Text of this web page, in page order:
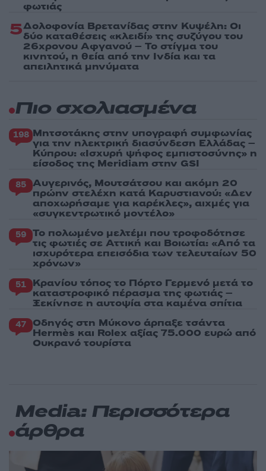
φωτιάς
5Δολοφονία Βρετανίδας στην Κυψέλη: Οι
δύο καταθέσεις «κλειδί» της συζύγου του
26χρονου Αφγανού – Το στίγμα του
κινητού, η θεία από την Ινδία και τα
απειλητικά μηνύματα
Πιο σχολιασμένα
198 Μητσοτάκης στην υπογραφή συμφωνίας
για την ηλεκτρική διασύνδεση Ελλάδας –
Κύπρου: «Ισχυρή ψήφος εμπιστοσύνης» η
είσοδος της Meridiam στην GSI
85 Αυγερινός, Μουτσάτσου και ακόμη 20
πρώην στελέχη κατά Καρυστιανού: «Δεν
αποχωρήσαμε για καρέκλες», αιχμές για
«συγκεντρωτικό μοντέλο»
59 Το πολωμένο μελτέμι που τροφοδότησε
τις φωτιές σε Αττική και Βοιωτία: «Από τα
ισχυρότερα επεισόδια των τελευταίων 50
χρόνων»
51 Κρανίου τόπος το Πόρτο Γερμενό μετά το
καταστροφικό πέρασμα της φωτιάς –
Ξεκίνησε η αυτοψία στα καμένα σπίτια
47 Οδηγός στη Μύκονο άρπαξε τσάντα
Hermès και Rolex αξίας 75.000 ευρώ από
Ουκρανό τουρίστα
Media: Περισσότερα
άρθρα